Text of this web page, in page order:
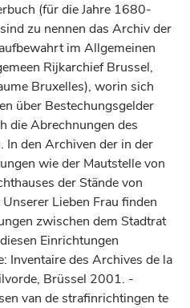
(für die Jahre 1680-
zu nennen das Archiv der
im Allgemeinen
Rijkarchief Brussel,
Bruxelles), worin sich
über Bestechungsgelder
die Abrechnungen des
In den Archiven der in der
wie der Mautstelle von
der Stände von
Lieben Frau finden
zwischen dem Stadtrat
Einrichtungen
Inventaire des Archives de la
Brüssel 2001. -
van de strafinrichtingen te